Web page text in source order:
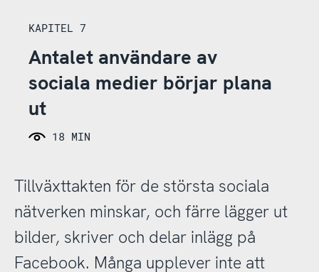
KAPITEL 7
Antalet användare av
sociala medier börjar plana
ut
18 MIN
Tillväxttakten för de största sociala
nätverken minskar, och färre lägger ut
bilder, skriver och delar inlägg på
Facebook. Många upplever inte att